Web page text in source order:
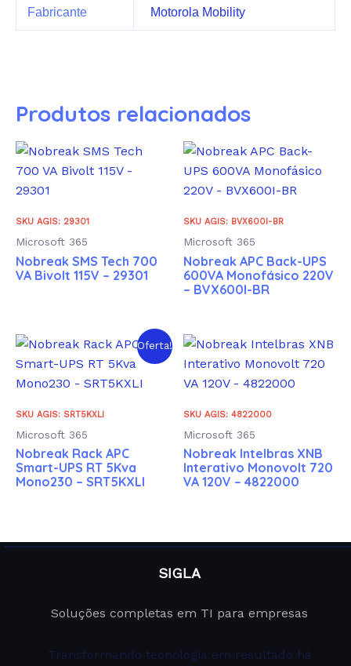
Fabricante Motorola Mobility
Produtos relacionados
SKU AGIS: 29301
Microsoft 365
Nobreak SMS Tech 700
VA Bivolt 115V – 29301
SKU AGIS: BVX600I-BR
Microsoft 365
Nobreak APC Back-UPS
600VA Monofásico 220V
– BVX600I-BR
Oferta!
SKU AGIS: SRT5KXLI
Microsoft 365
Nobreak Rack APC
Smart-UPS RT 5Kva
Mono230 – SRT5KXLI
SKU AGIS: 4822000
Microsoft 365
Nobreak Intelbras XNB
Interativo Monovolt 720
VA 120V – 4822000
SIGLA
Soluções completas em TI para empresas
Transformando tecnologia em resultado há